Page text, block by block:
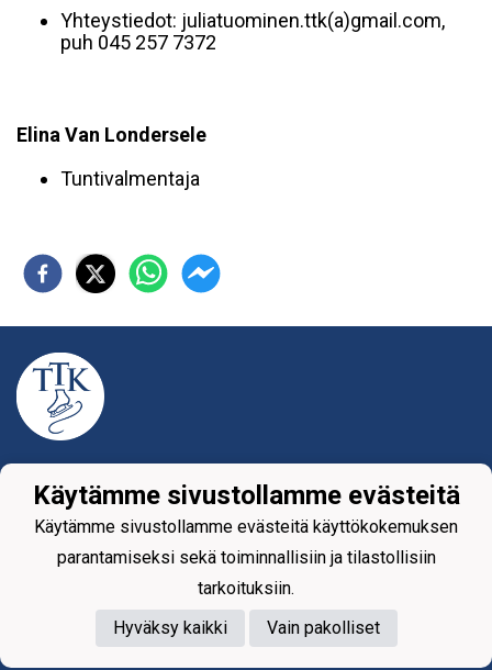
Yhteystiedot: juliatuominen.ttk(a)gmail.com,
puh 045 257 7372
Elina Van Londersele
Tuntivalmentaja
Tikkurilan Taitoluisteluklubi ry
Yhteystiedot
Käytämme sivustollamme evästeitä
Käytämme sivustollamme evästeitä käyttökokemuksen
parantamiseksi sekä toiminnallisiin ja tilastollisiin
tarkoituksiin.
Hyväksy kaikki
Vain pakolliset